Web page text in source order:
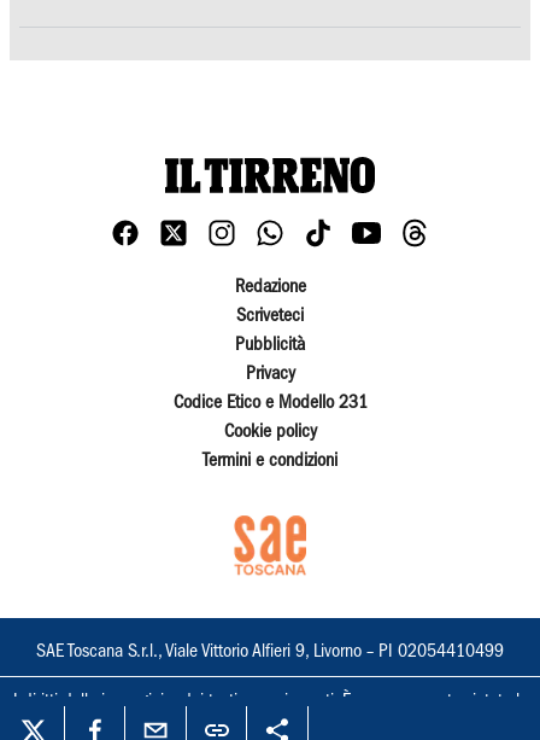
Redazione
Scriveteci
Pubblicità
Privacy
Codice Etico e Modello 231
Cookie policy
Termini e condizioni
SAE Toscana S.r.l., Viale Vittorio Alfieri 9, Livorno – PI 02054410499
I diritti delle immagini e dei testi sono riservati. È espressamente vietata la
loro riproduzione con qualsiasi mezzo e l'adattamento totale o parziale.